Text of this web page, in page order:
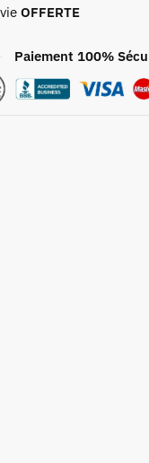
OFFERTE
Paiement 100%